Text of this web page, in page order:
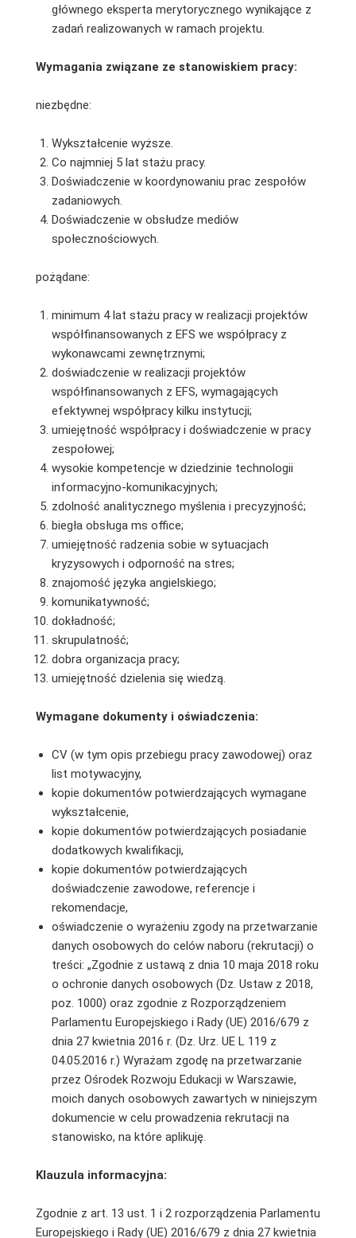
głównego eksperta merytorycznego wynikające z
zadań realizowanych w ramach projektu.
Wymagania związane ze stanowiskiem pracy:
niezbędne:
Wykształcenie wyższe.
Co najmniej 5 lat stażu pracy.
Doświadczenie w koordynowaniu prac zespołów
zadaniowych.
Doświadczenie w obsłudze mediów
społecznościowych.
pożądane:
minimum 4 lat stażu pracy w realizacji projektów
współfinansowanych z EFS we współpracy z
wykonawcami zewnętrznymi;
doświadczenie w realizacji projektów
współfinansowanych z EFS, wymagających
efektywnej współpracy kilku instytucji;
umiejętność współpracy i doświadczenie w pracy
zespołowej;
wysokie kompetencje w dziedzinie technologii
informacyjno-komunikacyjnych;
zdolność analitycznego myślenia i precyzyjność;
biegła obsługa ms office;
umiejętność radzenia sobie w sytuacjach
kryzysowych i odporność na stres;
znajomość języka angielskiego;
komunikatywność;
dokładność;
skrupulatność;
dobra organizacja pracy;
umiejętność dzielenia się wiedzą.
Wymagane dokumenty i oświadczenia:
CV (w tym opis przebiegu pracy zawodowej) oraz
list motywacyjny,
kopie dokumentów potwierdzających wymagane
wykształcenie,
kopie dokumentów potwierdzających posiadanie
dodatkowych kwalifikacji,
kopie dokumentów potwierdzających
doświadczenie zawodowe, referencje i
rekomendacje,
oświadczenie o wyrażeniu zgody na przetwarzanie
danych osobowych do celów naboru (rekrutacji) o
treści: „Zgodnie z ustawą z dnia 10 maja 2018 roku
o ochronie danych osobowych (Dz. Ustaw z 2018,
poz. 1000) oraz zgodnie z Rozporządzeniem
Parlamentu Europejskiego i Rady (UE) 2016/679 z
dnia 27 kwietnia 2016 r. (Dz. Urz. UE L 119 z
04.05.2016 r.) Wyrażam zgodę na przetwarzanie
przez Ośrodek Rozwoju Edukacji w Warszawie,
moich danych osobowych zawartych w niniejszym
dokumencie w celu prowadzenia rekrutacji na
stanowisko, na które aplikuję.
Klauzula informacyjna:
Zgodnie z art. 13 ust. 1 i 2 rozporządzenia Parlamentu
Europejskiego i Rady (UE) 2016/679 z dnia 27 kwietnia